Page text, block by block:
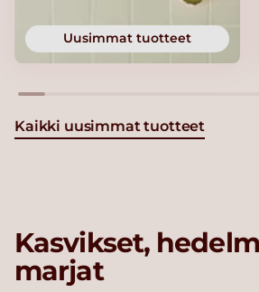
Uusimmat tuotteet
Kaikki uusimmat tuotteet
Kasvikset,
marjat